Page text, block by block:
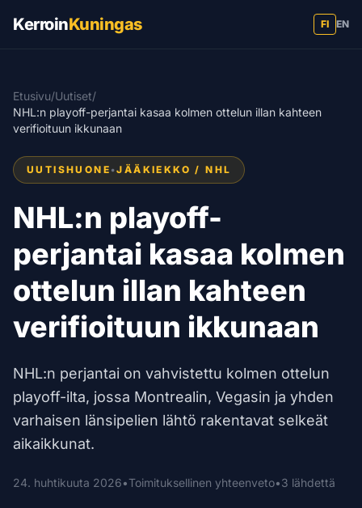
KerroinKuningas FI EN
Etusivu/Uutiset/
NHL:n playoff-perjantai kasaa kolmen ottelun illan kahteen
verifioituun ikkunaan
UUTISHUONE •JÄÄKIEKKO / NHL
NHL:n playoff-
perjantai kasaa kolmen
ottelun illan kahteen
verifioituun ikkunaan
NHL:n perjantai on vahvistettu kolmen ottelun
playoff-ilta, jossa Montrealin, Vegasin ja yhden
varhaisen länsipelien lähtö rakentavat selkeät
aikaikkunat.
24. huhtikuuta 2026•Toimituksellinen yhteenveto•3 lähdettä